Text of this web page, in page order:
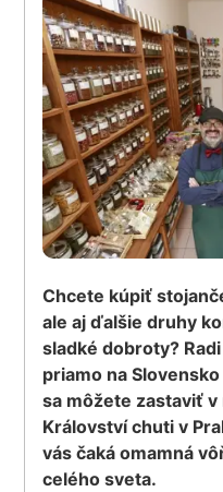
Chcete kúpiť
ale aj ďalšie druhy
sladké dobroty?
priamo na
sa môžete zastaviť
Království chuti v
vás čaká omamná
celého sveta.